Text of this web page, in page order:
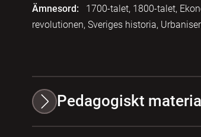
Ämnesord:
1700-talet, 1800-talet,
revolutionen, Sveriges historia,
Pedagogiskt material